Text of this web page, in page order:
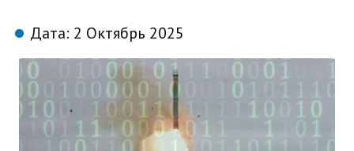
Дата: 2 Октябрь 2025